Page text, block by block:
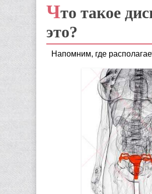
Что такое
это?
Напомним, где